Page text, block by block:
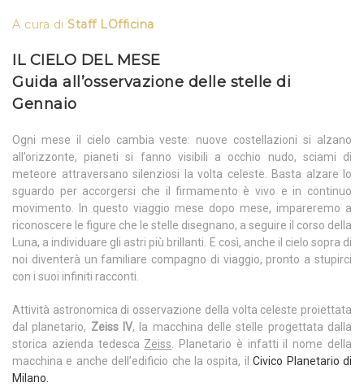
A cura di Staff LOfficina
IL CIELO DEL MESE
Guida all’osservazione delle stelle di
Gennaio
Ogni mese il cielo cambia veste: nuove costellazioni si alzano
all’orizzonte, pianeti si fanno visibili a occhio nudo, sciami di
meteore attraversano silenziosi la volta celeste. Basta alzare lo
sguardo per accorgersi che il firmamento è vivo e in continuo
movimento. In questo viaggio mese dopo mese, impareremo a
riconoscere le figure che le stelle disegnano, a seguire il corso della
Luna, a individuare gli astri più brillanti. E così, anche il cielo sopra di
noi diventerà un familiare compagno di viaggio, pronto a stupirci
con i suoi infiniti racconti.
Attività astronomica di osservazione della volta celeste proiettata
dal planetario, Zeiss IV, la macchina delle stelle progettata dalla
storica azienda tedesca Zeiss. Planetario è infatti il nome della
macchina e anche dell’edificio che la ospita, il Civico Planetario di
Milano.